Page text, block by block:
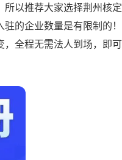
所以推荐大家选择荆州核定
的企业数量是有限制的！
全程无需法人到场，即可